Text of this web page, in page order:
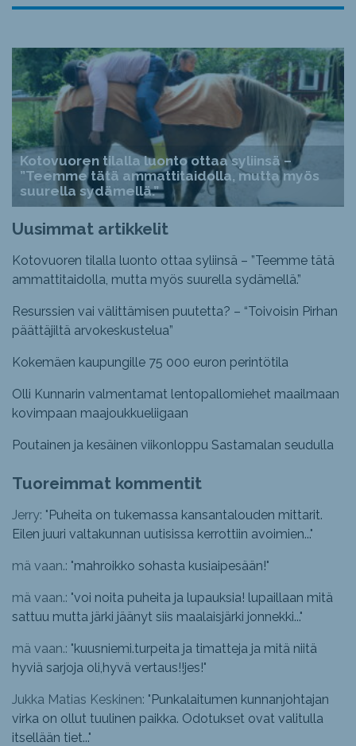
Kotovuoren tilalla luonto ottaa syliinsä –
”Teemme tätä ammattitaidolla, mutta myös
suurella sydämellä.”
Uusimmat artikkelit
Kotovuoren tilalla luonto ottaa syliinsä – ”Teemme tätä
ammattitaidolla, mutta myös suurella sydämellä.”
Resurssien vai välittämisen puutetta? – “Toivoisin Pirhan
päättäjiltä arvokeskustelua”
Kokemäen kaupungille 75 000 euron perintötila
Olli Kunnarin valmentamat lentopallomiehet maailmaan
kovimpaan maajoukkueliigaan
Poutainen ja kesäinen viikonloppu Sastamalan seudulla
Tuoreimmat kommentit
Jerry: "Puheita on tukemassa kansantalouden mittarit.
Eilen juuri valtakunnan uutisissa kerrottiin avoimien..."
mä vaan.: "mahroikko sohasta kusiaipesään!"
mä vaan.: "voi noita puheita ja lupauksia! lupaillaan mitä
sattuu mutta järki jäänyt siis maalaisjärki jonnekki..."
mä vaan.: "kuusniemi.turpeita ja timatteja ja mitä niitä
hyviä sarjoja oli,hyvä vertaus!!jes!"
Jukka Matias Keskinen: "Punkalaitumen kunnanjohtajan
virka on ollut tuulinen paikka. Odotukset ovat valitulla
itsellään tiet..."